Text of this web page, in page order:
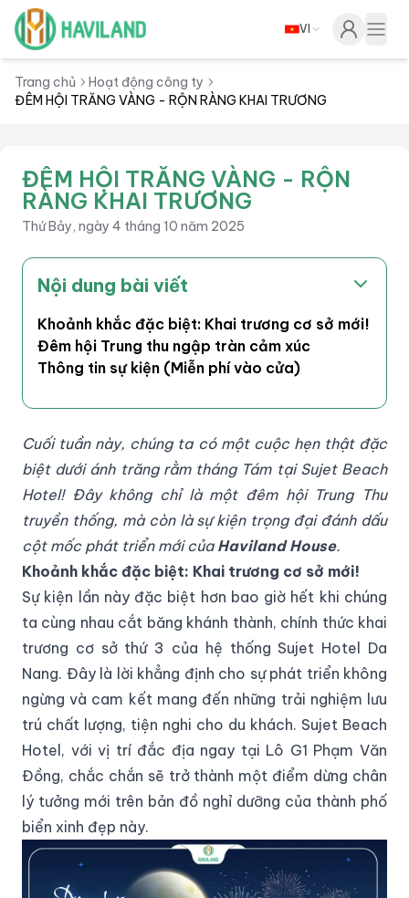
Haviland
VI
Trang chủ
Hoạt động công ty
ĐÊM HỘI TRĂNG VÀNG - RỘN RÀNG KHAI TRƯƠNG
ĐÊM HỘI TRĂNG VÀNG - RỘN
RÀNG KHAI TRƯƠNG
Thứ Bảy, ngày 4 tháng 10 năm 2025
Nội dung bài viết
Khoảnh khắc đặc biệt: Khai trương cơ sở mới!
Đêm hội Trung thu ngập tràn cảm xúc
Thông tin sự kiện (Miễn phí vào cửa)
Cuối tuần này, chúng ta có một cuộc hẹn thật đặc
biệt dưới ánh trăng rằm tháng Tám tại Sujet Beach
Hotel! Đây không chỉ là một đêm hội Trung Thu
truyền thống, mà còn là sự kiện trọng đại đánh dấu
cột mốc phát triển mới của Haviland House.
Khoảnh khắc đặc biệt: Khai trương cơ sở mới!
Sự kiện lần này đặc biệt hơn bao giờ hết khi chúng
ta cùng nhau cắt băng khánh thành, chính thức khai
trương cơ sở thứ 3 của hệ thống Sujet Hotel Da
Nang. Đây là lời khẳng định cho sự phát triển không
ngừng và cam kết mang đến những trải nghiệm lưu
trú chất lượng, tiện nghi cho du khách. Sujet Beach
Hotel, với vị trí đắc địa ngay tại Lô G1 Phạm Văn
Đồng, chắc chắn sẽ trở thành một điểm dừng chân
lý tưởng mới trên bản đồ nghỉ dưỡng của thành phố
biển xinh đẹp này.